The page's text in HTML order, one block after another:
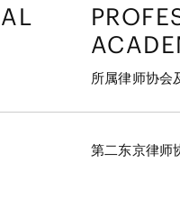
所属律师协会
第二东京律师